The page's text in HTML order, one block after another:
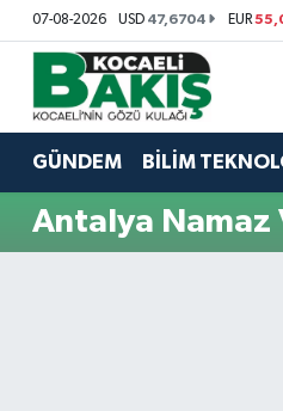
07-08-2026 USD 47,6704 EUR
GÜNDEM BİLİM
Antalya Namaz
Nöbetçi Eczaneler
Hava Durumu
Trafik Yoğunluk Haritası